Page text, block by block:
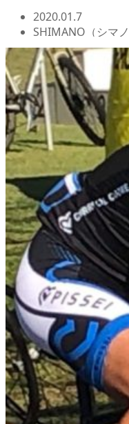
2020.01.7
SHIMANO（シマノ